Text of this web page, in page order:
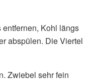
Kohl längs
abspülen. Die Viertel
Zwiebel sehr fein